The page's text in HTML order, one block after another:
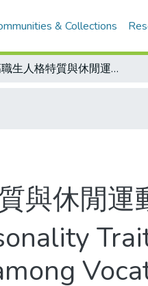
& Collections
高職生人格特質與休閒運動偏好關係之研究
與休閒運